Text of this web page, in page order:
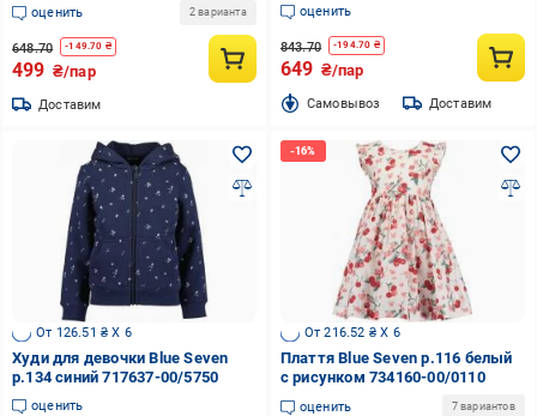
оценить 2 варианта
648.70 -149.70 ₴
499 ₴/пар
Доставим
оценить
843.70 -194.70 ₴
649 ₴/пар
Cамовывоз Доставим
От 126.51 ₴ X 6
Худи для девочки Blue Seven
р.134 синий 717637-00/5750
оценить
От 216.52 ₴ X 6
Плаття Blue Seven р.116 белый
с рисунком 734160-00/0110
оценить 7 вариантов